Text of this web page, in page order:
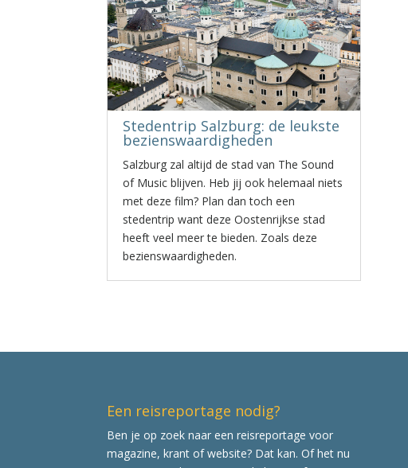
Stedentrip Salzburg: de leukste
bezienswaardigheden
Salzburg zal altijd de stad van The Sound
of Music blijven. Heb jij ook helemaal niets
met deze film? Plan dan toch een
stedentrip want deze Oostenrijkse stad
heeft veel meer te bieden. Zoals deze
bezienswaardigheden.
Een reisreportage nodig?
Ben je op zoek naar een reisreportage voor
magazine, krant of website? Dat kan. Of het nu